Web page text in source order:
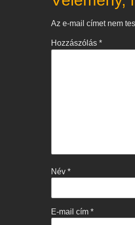
Az e-mail címet nem
Hozzászólás *
Név *
E-mail cím *